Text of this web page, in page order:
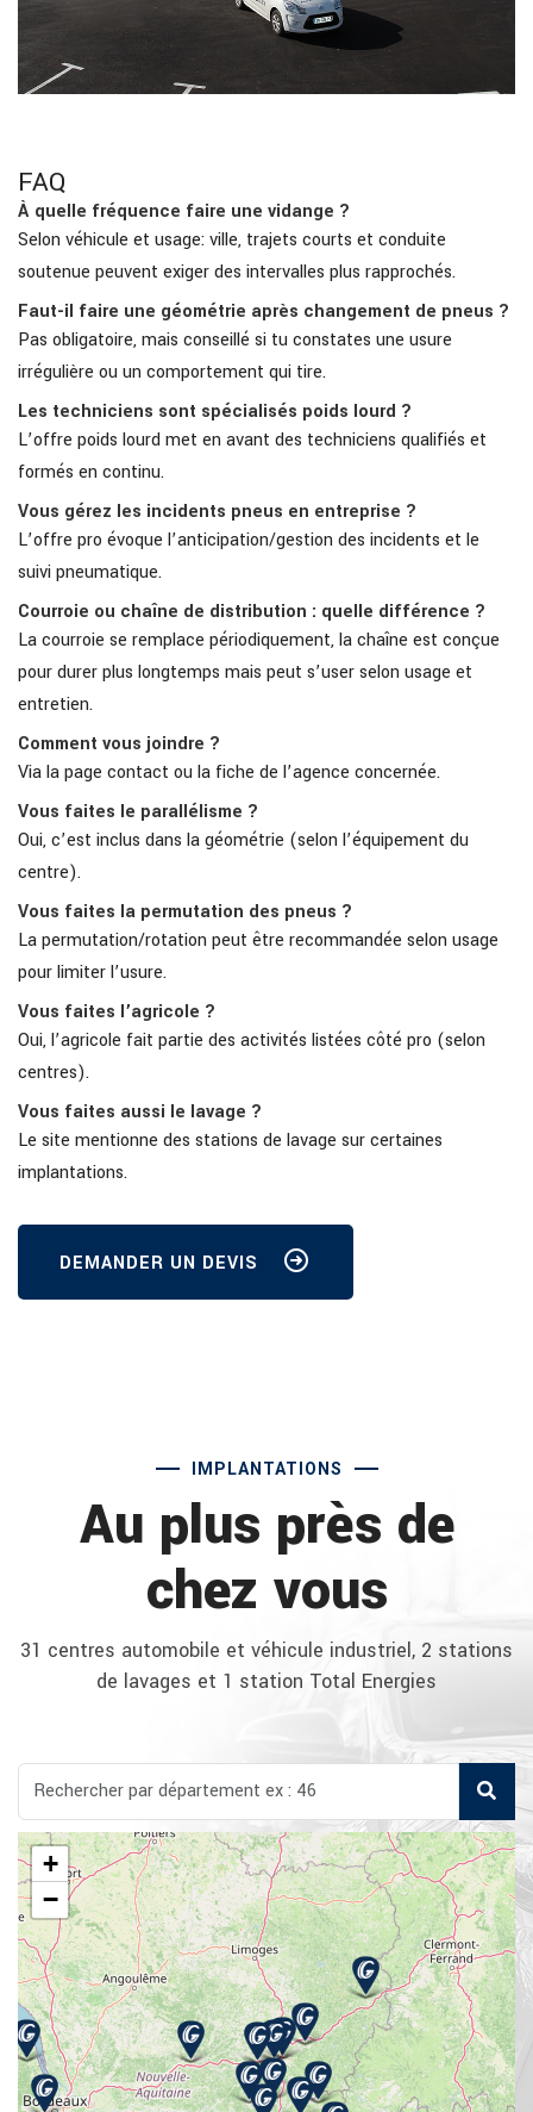
FAQ
À quelle fréquence faire une vidange ?
Selon véhicule et usage: ville, trajets courts et conduite
soutenue peuvent exiger des intervalles plus rapprochés.
Faut-il faire une géométrie après changement de pneus ?
Pas obligatoire, mais conseillé si tu constates une usure
irrégulière ou un comportement qui tire.
Les techniciens sont spécialisés poids lourd ?
L’offre poids lourd met en avant des techniciens qualifiés et
formés en continu.
Vous gérez les incidents pneus en entreprise ?
L’offre pro évoque l’anticipation/gestion des incidents et le
suivi pneumatique.
Courroie ou chaîne de distribution : quelle différence ?
La courroie se remplace périodiquement, la chaîne est conçue
pour durer plus longtemps mais peut s’user selon usage et
entretien.
Comment vous joindre ?
Via la page contact ou la fiche de l’agence concernée.
Vous faites le parallélisme ?
Oui, c’est inclus dans la géométrie (selon l’équipement du
centre).
Vous faites la permutation des pneus ?
La permutation/rotation peut être recommandée selon usage
pour limiter l’usure.
Vous faites l’agricole ?
Oui, l’agricole fait partie des activités listées côté pro (selon
centres).
Vous faites aussi le lavage ?
Le site mentionne des stations de lavage sur certaines
implantations.
DEMANDER UN DEVIS
IMPLANTATIONS
Au plus près de
chez vous
31 centres automobile et véhicule industriel, 2 stations
de lavages et 1 station Total Energies
+
−